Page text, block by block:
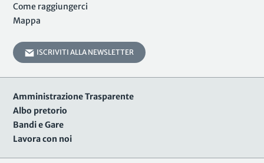
Come raggiungerci
Mappa
ISCRIVITI ALLA NEWSLETTER
Amministrazione Trasparente
Albo pretorio
Bandi e Gare
Lavora con noi